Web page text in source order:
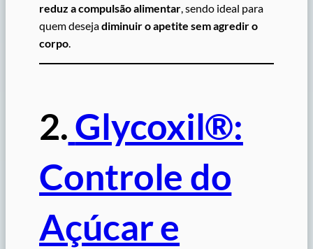
reduz a compulsão alimentar , sendo ideal para
quem desejadiminuir o apetite sem agredir o
corpo
2.Glycoxil®:
Controle do
Açúcar e